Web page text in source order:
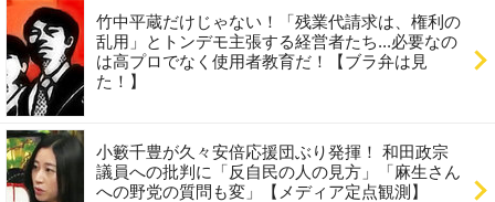
竹中平蔵だけじゃない！「残業代請求は、権利の
乱用」とトンデモ主張する経営者たち...必要なの
は高プロでなく使用者教育だ！【ブラ弁は見
た！】
小籔千豊が久々安倍応援団ぶり発揮！ 和田政宗
議員への批判に「反自民の人の見方」「麻生さん
への野党の質問も変」【メディア定点観測】